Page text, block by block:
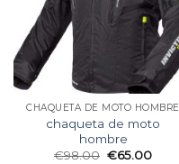
CHAQUETA DE MOTO HOMBRE
chaqueta de moto
hombre
€98.00 €65.00